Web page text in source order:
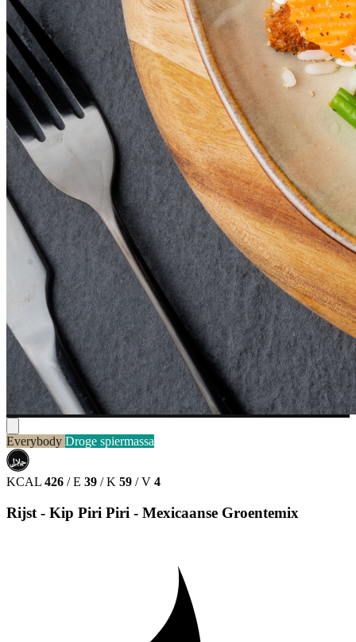
Everybody Droge spiermassa
حلال
HALAL
KCAL 426 / E 39 / K 59 / V 4
Rijst - Kip Piri Piri - Mexicaanse Groentemix